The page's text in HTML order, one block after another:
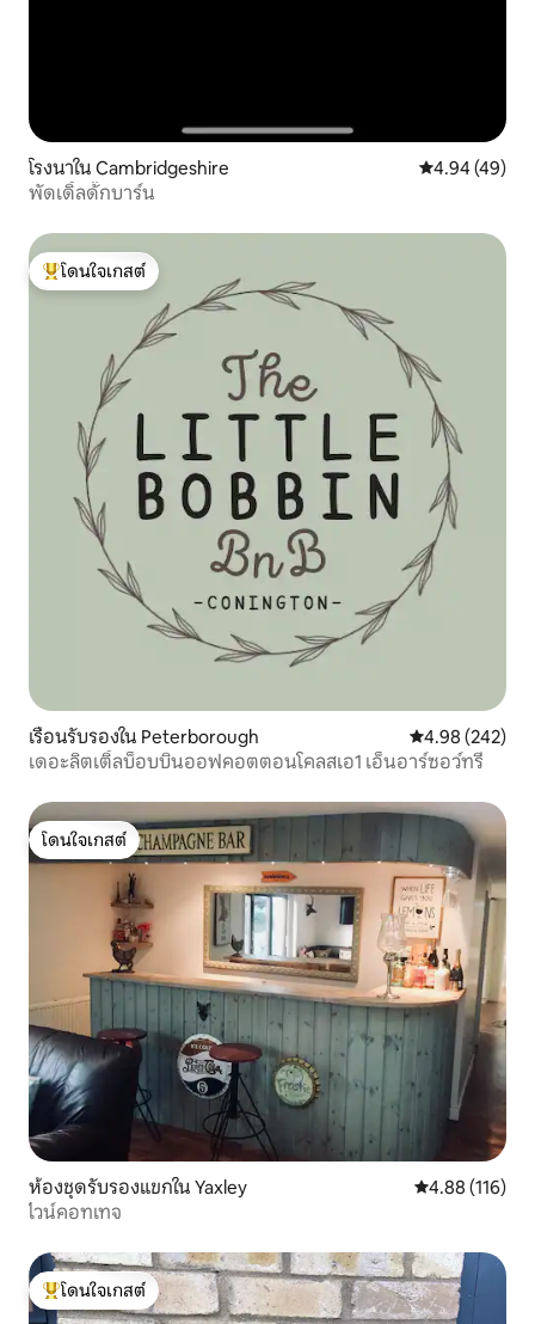
โรงนาใน Cambridgeshire คะแนนเฉลี่ย
4.94 (49)
พัดเดิ้ลดั๊กบาร์น
โดนใจเกสต์ที่สุด
โดนใจเกสต์
เรือนรับรองใน Peterborough คะแนนเฉลี่ย
4.98 (242)
เดอะลิตเติ้ลบ็อบบินออฟคอตตอนโคลสเอ1 เอ็นอาร์ซอว์ทรี
โดนใจเกสต์
โดนใจเกสต์
ห้องชุดรับรองแขกใน Yaxley คะแนนเฉลี่ย
4.88 (116)
ไวน์คอทเทจ
โดนใจเกสต์ที่สุด
โดนใจเกสต์